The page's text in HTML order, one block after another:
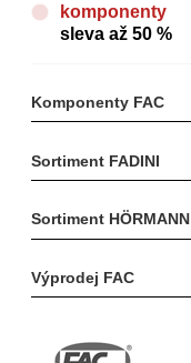
komponenty
sleva až 50 %
Komponenty FAC
Sortiment FADINI
Sortiment HÖRMANN
Výprodej FAC